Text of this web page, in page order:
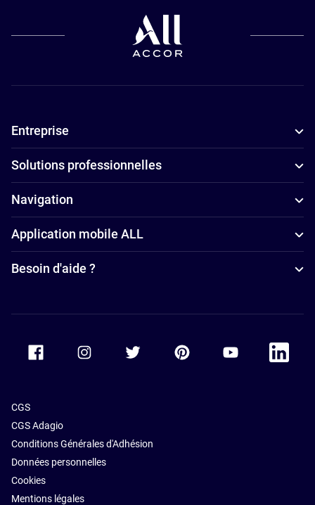
les petits
Stuttgart
Hôtels
adaptés aux
familles à
Stuttgart
Hôtels avec
parking à
Stuttgart
Hôtels
4 étoiles à
Entreprise
Solutions professionnelles
Navigation
Application mobile ALL
Besoin d'aide ?
Accor Facebook Accor TwitterAccor PinterestAccor Youtube
Accor
CGS
CGS Adagio
Conditions Générales d'Adhésion
Données personnelles
Cookies
Mentions légales